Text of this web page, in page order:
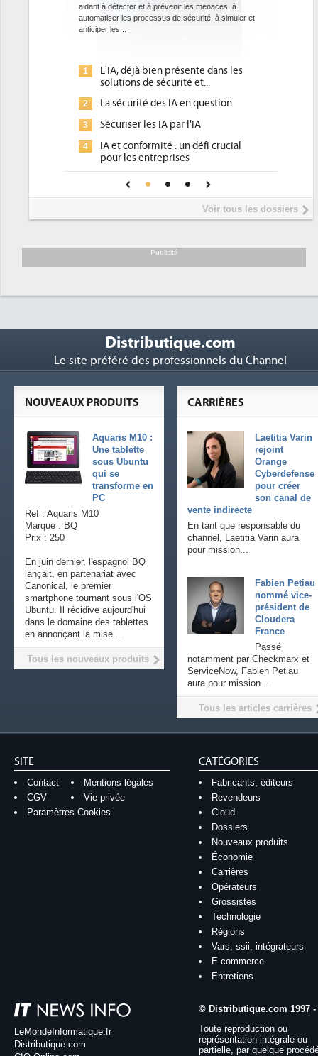
et à prévenir les menaces, à
les processus de sécurité, à simuler et
déjà bien présente dans les
des IA en question
les IA par l'IA
conformité : un défi crucial
IA de confiance pour une IA
Des datacenters plus durables et plus
ce que recherchent les pouvoirs
1
Qu'est-ce que la DEE
d'efficacité énergétique)
2
DEE, une pression
place pour répondre à...
Phocea DC dans les
DEE
Interview de Fabrice
président de Digital
soutient les...
Voir tous les dossiers
Publicité
Distributique.com
Le site préféré des professionnels du Channel
CARRIÈRES
Laetitia Varin
rejoint
Orange
Cyberdefense
pour créer
son canal de
vente indirecte
En tant que responsable du
channel, Laetitia Varin aura
pour mission...
Fabien Petiau
nommé vice-
président de
Cloudera
France
Passé
notamment par Checkmarx et
ServiceNow, Fabien Petiau
aura pour mission...
Tous les articles carrières
NOUVEAUX PRODUITS
Aquaris M10 :
Une tablette
sous Ubuntu
qui se
transforme en
PC
Ref : Aquaris M10
Marque : BQ
Prix : 250
En juin dernier, l'espagnol BQ
lançait, en partenariat avec
Canonical, le premier
smartphone tournant sous l'OS
Ubuntu. Il récidive aujourd'hui
dans le domaine des tablettes
en annonçant la mise...
Tous les nouveaux produits
SITE
Contact
Mentions légales
CGV
Vie privée
Paramètres Cookies
CATÉGORIES
Fabricants, éditeurs
Revendeurs
Cloud
Dossiers
Nouveaux produits
Économie
Carrières
Opérateurs
Grossistes
Technologie
Régions
Vars, ssii, intégrateurs
E-commerce
Entretiens
LeMondeInformatique.fr
Distributique.com
© Distributique.com 1997 -
Toute reproduction ou
représentation intégrale ou
partielle, par quelque